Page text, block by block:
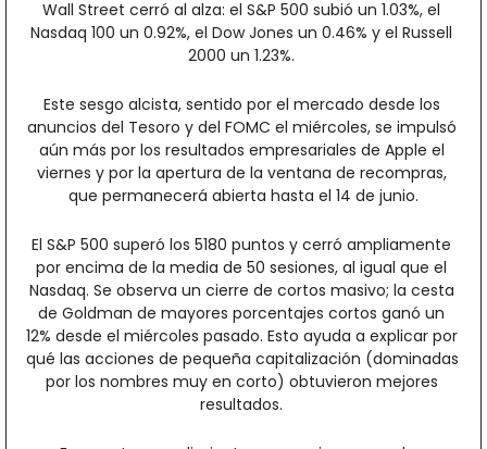
Wall Street cerró al alza: el S&P 500 subió un 1.03%, el
Nasdaq 100 un 0.92%, el Dow Jones un 0.46% y el Russell
2000 un 1.23%.
Este sesgo alcista, sentido por el mercado desde los
anuncios del Tesoro y del FOMC el miércoles, se impulsó
aún más por los resultados empresariales de Apple el
viernes y por la apertura de la ventana de recompras,
que permanecerá abierta hasta el 14 de junio.
El S&P 500 superó los 5180 puntos y cerró ampliamente
por encima de la media de 50 sesiones, al igual que el
Nasdaq. Se observa un cierre de cortos masivo; la cesta
de Goldman de mayores porcentajes cortos ganó un
12% desde el miércoles pasado. Esto ayuda a explicar por
qué las acciones de pequeña capitalización (dominadas
por los nombres muy en corto) obtuvieron mejores
resultados.